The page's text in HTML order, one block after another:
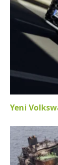
Yeni